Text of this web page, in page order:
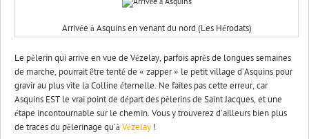
Arrivée à Asquins en venant du nord (Les Hérodats)
Le pèlerin qui arrive en vue de Vézelay, parfois après de longues semaines
de marche, pourrait être tenté de « zapper » le petit village d’Asquins pour
gravir au plus vite la Colline éternelle. Ne faites pas cette erreur, car
Asquins EST le vrai point de départ des pèlerins de Saint Jacques, et une
étape incontournable sur le chemin. Vous y trouverez d’ailleurs bien plus
de traces du pèlerinage qu’àVézelay !